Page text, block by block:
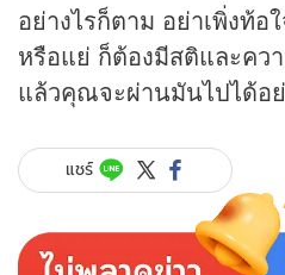
อย่างไรก็ตาม อย่าเพิ่งท้อ
หรือแย่ ก็ต้องมีสติและคว
แล้วคุณจะผ่านมันไปได้อ
แชร์